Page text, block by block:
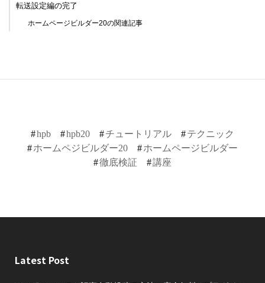
転送設定編の完了
ホームページビルダー20の関連記事
hpb hpb20 チュートリアル
テクニック
ホームペジビルダー20
ホームページビルダー
徹底検証
講座
Latest Post